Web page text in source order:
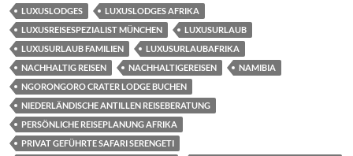
LUXUSLODGES
LUXUSLODGES AFRIKA
LUXUSREISESPEZIALIST MÜNCHEN
LUXUSURLAUB
LUXUSURLAUB FAMILIEN
LUXUSURLAUBAFRIKA
NACHHALTIG REISEN
NACHHALTIGEREISEN
NAMIBIA
NGORONGORO CRATER LODGE BUCHEN
NIEDERLÄNDISCHE ANTILLEN REISEBERATUNG
PERSÖNLICHE REISEPLANUNG AFRIKA
PRIVAT GEFÜHRTE SAFARI SERENGETI